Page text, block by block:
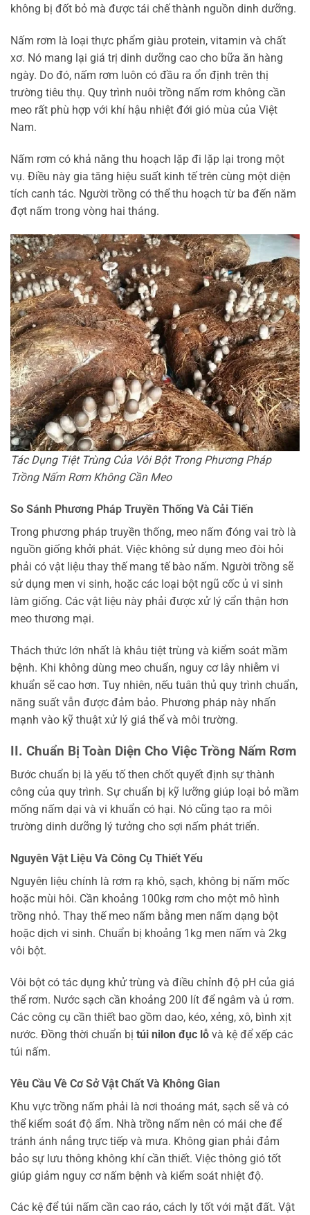
không bị đốt bỏ mà được tái chế thành nguồn dinh dưỡng.
Nấm rơm là loại thực phẩm giàu protein, vitamin và chất
xơ. Nó mang lại giá trị dinh dưỡng cao cho bữa ăn hàng
ngày. Do đó, nấm rơm luôn có đầu ra ổn định trên thị
trường tiêu thụ. Quy trình nuôi trồng nấm rơm không cần
meo rất phù hợp với khí hậu nhiệt đới gió mùa của Việt
Nam.
Nấm rơm có khả năng thu hoạch lặp đi lặp lại trong một
vụ. Điều này gia tăng hiệu suất kinh tế trên cùng một diện
tích canh tác. Người trồng có thể thu hoạch từ ba đến năm
đợt nấm trong vòng hai tháng.
Tác Dụng Tiệt Trùng Của Vôi Bột Trong Phương Pháp
Trồng Nấm Rơm Không Cần Meo
So Sánh Phương Pháp Truyền Thống Và Cải Tiến
Trong phương pháp truyền thống, meo nấm đóng vai trò là
nguồn giống khởi phát. Việc không sử dụng meo đòi hỏi
phải có vật liệu thay thế mang tế bào nấm. Người trồng sẽ
sử dụng men vi sinh, hoặc các loại bột ngũ cốc ủ vi sinh
làm giống. Các vật liệu này phải được xử lý cẩn thận hơn
meo thương mại.
Thách thức lớn nhất là khâu tiệt trùng và kiểm soát mầm
bệnh. Khi không dùng meo chuẩn, nguy cơ lây nhiễm vi
khuẩn sẽ cao hơn. Tuy nhiên, nếu tuân thủ quy trình chuẩn,
năng suất vẫn được đảm bảo. Phương pháp này nhấn
mạnh vào kỹ thuật xử lý giá thể và môi trường.
II. Chuẩn Bị Toàn Diện Cho Việc Trồng Nấm Rơm
Bước chuẩn bị là yếu tố then chốt quyết định sự thành
công của quy trình. Sự chuẩn bị kỹ lưỡng giúp loại bỏ mầm
mống nấm dại và vi khuẩn có hại. Nó cũng tạo ra môi
trường dinh dưỡng lý tưởng cho sợi nấm phát triển.
Nguyên Vật Liệu Và Công Cụ Thiết Yếu
Nguyên liệu chính là rơm rạ khô, sạch, không bị nấm mốc
hoặc mùi hôi. Cần khoảng 100kg rơm cho một mô hình
trồng nhỏ. Thay thế meo nấm bằng men nấm dạng bột
hoặc dịch vi sinh. Chuẩn bị khoảng 1kg men nấm và 2kg
vôi bột.
Vôi bột có tác dụng khử trùng và điều chỉnh độ pH của giá
thể rơm. Nước sạch cần khoảng 200 lít để ngâm và ủ rơm.
Các công cụ cần thiết bao gồm dao, kéo, xẻng, xô, bình xịt
nước. Đồng thời chuẩn bị túi nilon đục lỗ và kệ để xếp các
túi nấm.
Yêu Cầu Về Cơ Sở Vật Chất Và Không Gian
Khu vực trồng nấm phải là nơi thoáng mát, sạch sẽ và có
thể kiểm soát độ ẩm. Nhà trồng nấm nên có mái che để
tránh ánh nắng trực tiếp và mưa. Không gian phải đảm
bảo sự lưu thông không khí cần thiết. Việc thông gió tốt
giúp giảm nguy cơ nấm bệnh và kiểm soát nhiệt độ.
Các kệ để túi nấm cần cao ráo, cách ly tốt với mặt đất. Vật